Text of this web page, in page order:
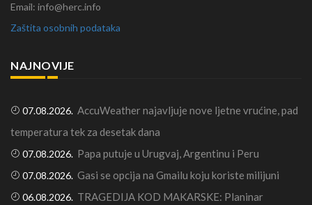
Email: info@herc.info
Zaštita osobnih podataka
NAJNOVIJE
07.08.2026. AccuWeather najavljuje nove ljetne vrućine, pad
temperatura tek za desetak dana
07.08.2026. Papa putuje u Urugvaj, Argentinu i Peru
07.08.2026. Gasi se opcija na Gmailu koju koriste milijuni
06.08.2026. TRAGEDIJA KOD MAKARSKE: Planinar